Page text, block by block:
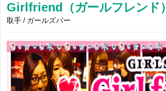
Girlfriend（ガールフレンド）
取手 / ガールズバー